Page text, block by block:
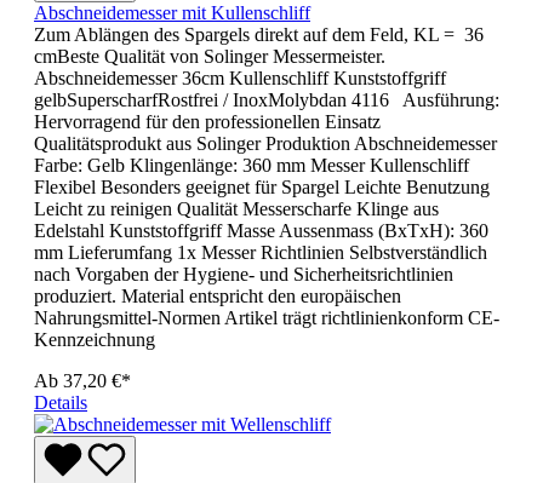
Abschneidemesser mit Kullenschliff
Zum Ablängen des Spargels direkt auf dem Feld, KL = 36
cmBeste Qualität von Solinger Messermeister.
Abschneidemesser 36cm Kullenschliff Kunststoffgriff
gelbSuperscharfRostfrei / InoxMolybdan 4116 Ausführung:
Hervorragend für den professionellen Einsatz
Qualitätsprodukt aus Solinger Produktion Abschneidemesser
Farbe: Gelb Klingenlänge: 360 mm Messer Kullenschliff
Flexibel Besonders geeignet für Spargel Leichte Benutzung
Leicht zu reinigen Qualität Messerscharfe Klinge aus
Edelstahl Kunststoffgriff Masse Aussenmass (BxTxH): 360
mm Lieferumfang 1x Messer Richtlinien Selbstverständlich
nach Vorgaben der Hygiene- und Sicherheitsrichtlinien
produziert. Material entspricht den europäischen
Nahrungsmittel-Normen Artikel trägt richtlinienkonform CE-
Kennzeichnung
Ab 37,20 €*
Details